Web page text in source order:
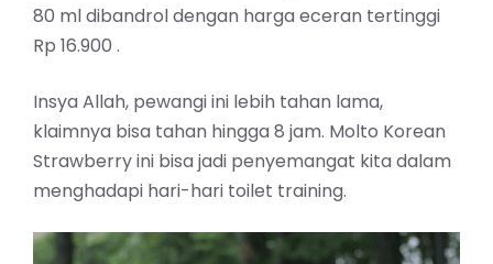
80 ml dibandrol dengan harga eceran tertinggi
Rp 16.900 .
Insya Allah, pewangi ini lebih tahan lama,
klaimnya bisa tahan hingga 8 jam. Molto Korean
Strawberry ini bisa jadi penyemangat kita dalam
menghadapi hari-hari toilet training.